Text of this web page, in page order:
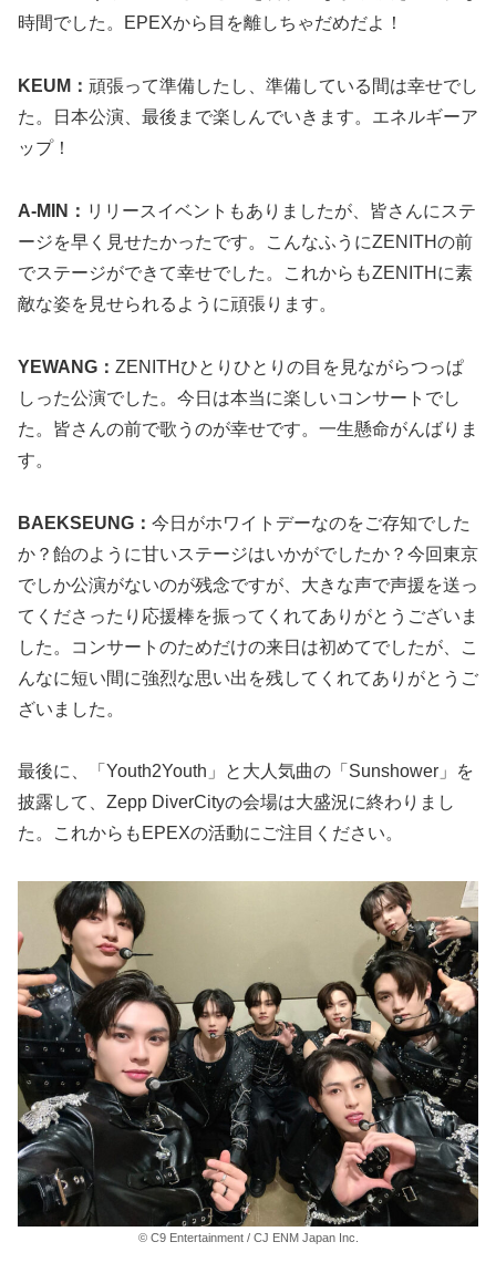
時間でした。EPEXから目を離しちゃだめだよ！
KEUM： 頑張って準備したし、準備している間は幸せでし
た。日本公演、最後まで楽しんでいきます。エネルギーア
ップ！
A-MIN： リリースイベントもありましたが、皆さんにステ
ージを早く見せたかったです。こんなふうにZENITHの前
でステージができて幸せでした。これからもZENITHに素
敵な姿を見せられるように頑張ります。
YEWANG： ZENITHひとりひとりの目を見ながらつっぱ
しった公演でした。今日は本当に楽しいコンサートでし
た。皆さんの前で歌うのが幸せです。一生懸命がんばりま
す。
BAEKSEUNG： 今日がホワイトデーなのをご存知でした
か？飴のように甘いステージはいかがでしたか？今回東京
でしか公演がないのが残念ですが、大きな声で声援を送っ
てくださったり応援棒を振ってくれてありがとうございま
した。コンサートのためだけの来日は初めてでしたが、こ
んなに短い間に強烈な思い出を残してくれてありがとうご
ざいました。
最後に、「Youth2Youth」と大人気曲の「Sunshower」を
披露して、Zepp DiverCityの会場は大盛況に終わりまし
た。これからもEPEXの活動にご注目ください。
© C9 Entertainment / CJ ENM Japan Inc.